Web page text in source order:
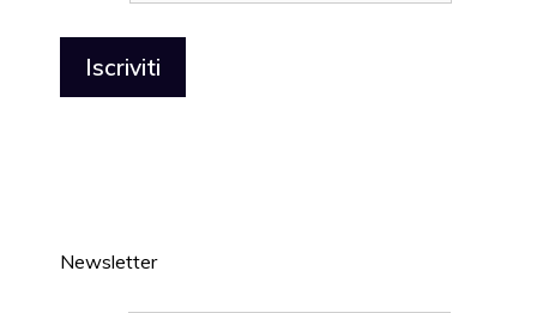
Newsletter